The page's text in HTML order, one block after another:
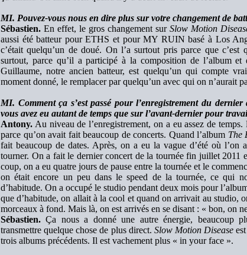
MI. Pouvez-vous nous en dire plus sur votre changement de
Sébastien. En effet, le gros changement sur Slow Motion
aussi été batteur pour ETHS et pour MY RUIN basé à Los
c’était quelqu’un de doué. On l’a surtout pris parce que c’est
surtout, parce qu’il a participé à la composition de l’album
Guillaume, notre ancien batteur, est quelqu’un qui compte
moment donné, le remplacer par quelqu’un avec qui on n’aurait
MI. Comment ça s’est passé pour l’enregistrement du
vous avez eu autant de temps que sur l’avant-dernier pour
Antony. Au niveau de l’enregistrement, on a eu assez de
parce qu’on avait fait beaucoup de concerts. Quand l’album The
fait beaucoup de dates. Après, on a eu la vague d’été où l’on
tourner. On a fait le dernier concert de la tournée fin juillet 2011
coup, on a eu quatre jours de pause entre la tournée et le
on était encore un peu dans le speed de la tournée, ce qui
d’habitude. On a occupé le studio pendant deux mois pour
que d’habitude, on allait à la cool et quand on arrivait au studio,
morceaux à fond. Mais là, on est arrivés en se disant : « bon, on
Sébastien. Ça nous a donné une autre énergie, beaucoup
transmettre quelque chose de plus direct. Slow Motion Disease
trois albums précédents. Il est vachement plus « in your face ».